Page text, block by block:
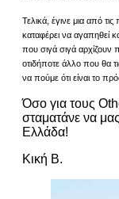
Τελικά, έγινε μια από
καταφέρει να αγαπηθεί
που σιγά σιγά αρχίζουν
οτιδήποτε άλλο που θα
να πούμε ότι είναι το
Όσο για τους
σταματάνε να
Ελλάδα!
Κική Β.